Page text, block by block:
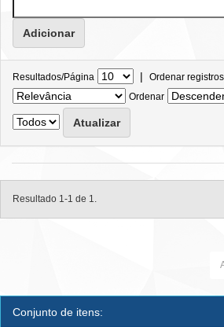
Resultados/Página | Ordenar
Ordenar
Resultado 1-1 de 1.
Conjunto de itens: